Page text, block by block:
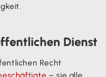
Dienst
Recht